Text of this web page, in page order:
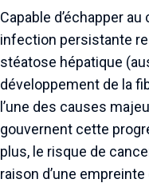
Capable d’échapper
infection persistante
stéatose hépatique
développement de la
l’une des causes
gouvernent cette
plus, le risque de
raison d’une